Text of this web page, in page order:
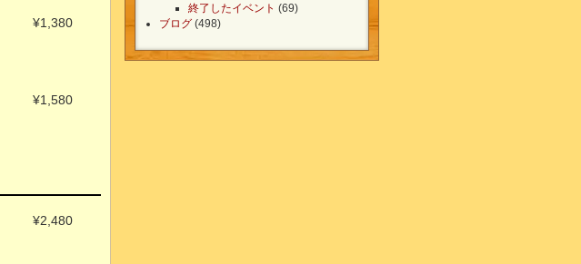
¥1,380
¥1,580
¥2,480
終了したイベント (69)
ブログ(498)